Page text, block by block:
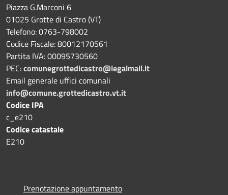
Piazza G.Marconi 6
01025 Grotte di Castro (VT)
Telefono: 0763-798002
Codice Fiscale: 80012170561
Partita IVA: 00095730560
PEC:comunegrottedicastro@legalmail.it
Email generale uffici comunali
info@comune.grottedicastro.vt.it
Codice IPA
c_e210
Codice catastale
E210
Prenotazione appuntamento